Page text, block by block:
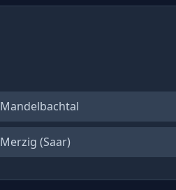
Mandelbachtal
Merzig (Saar)